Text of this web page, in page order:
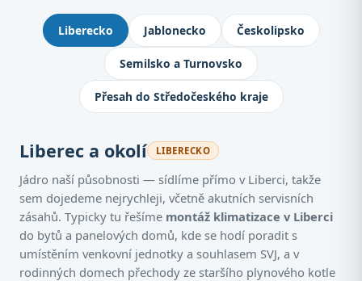
Kde montujeme klimatizace:
Liberecko Jablonecko Českolipsko
Semilsko a Turnovsko
Přesah do Středočeského kraje
Liberec a okolí LIBERECKO
Jádro naší působnosti — sídlíme přímo v Liberci, takže
sem dojedeme nejrychleji, včetně akutních servisních
zásahů. Typicky tu řešíme montáž klimatizace v Liberci
do bytů a panelových domů, kde se hodí poradit s
umístěním venkovní jednotky a souhlasem SVJ, a v
rodinných domech přechody ze staršího plynového kotle